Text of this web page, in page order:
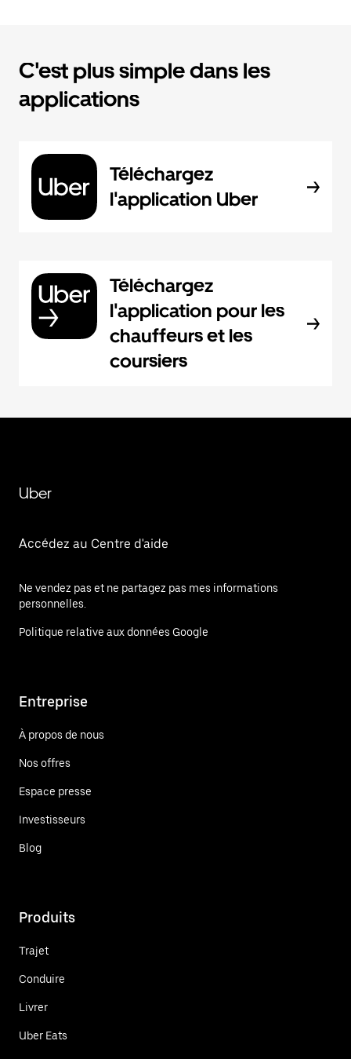
C'est plus simple dans les
applications
Téléchargez
l'application Uber
Téléchargez
l'application pour les
chauffeurs et les
coursiers
Uber
Accédez au Centre d'aide
Ne vendez pas et ne partagez pas mes informations
personnelles.
Politique relative aux données Google
Entreprise
À propos de nous
Nos offres
Espace presse
Investisseurs
Blog
Produits
Trajet
Conduire
Livrer
Uber Eats